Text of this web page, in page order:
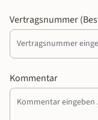
Vertragsnummer
Kommentar